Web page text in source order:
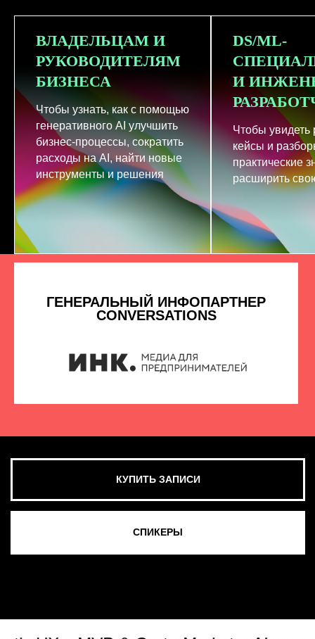
ВЛАДЕЛЬЦАМ И
РУКОВОДИТЕЛЯМ
БИЗНЕСА
Чтобы узнать, как с помощью
генеративного AI улучшить
бизнес-процессы, сократить
расходы на AI, найти новые
инструменты и решения
DS/ML-
И
Чтобы увидеть
кейсы и
практические
расширить